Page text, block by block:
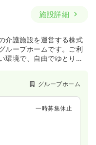
施設詳細
介護施設を運営する株式
ループホームです。ご利
環境で、自由でゆとりあ
グループホーム
一時募集休止